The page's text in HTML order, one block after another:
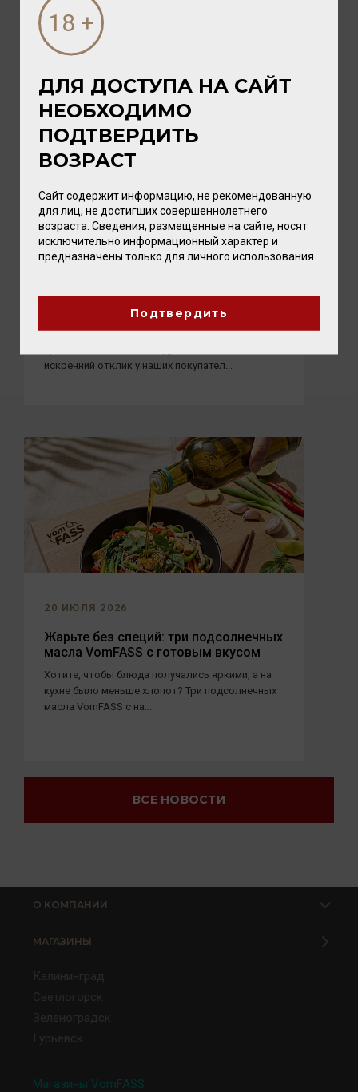
03 АВГУСТА 2026
ярких представителей Абруццо уже в
Впервые два вина этой винодельни мы
искренний отклик у наших покупател...
20 ИЮЛЯ 2026
Жарьте без специй: три подсолнечных
масла VomFASS с готовым вкусом
Хотите, чтобы блюда получались яркими, а на
кухне было меньше хлопот? Три подсолнечных
масла VomFASS с на...
ВСЕ НОВОСТИ
О КОМПАНИИ
МАГАЗИНЫ
Калининград
Светлогорск
Зеленоградск
Гурьевск
Магазины VomFASS
ДЛЯ ДОСТУПА НА САЙТ
НЕОБХОДИМО
ПОДТВЕРДИТЬ
ВОЗРАСТ
Сайт содержит информацию, не рекомендованную
для лиц, не достигших совершеннолетнего
возраста. Сведения, размещенные на сайте, носят
исключительно информационный характер и
предназначены только для личного использования.
Подтвердить